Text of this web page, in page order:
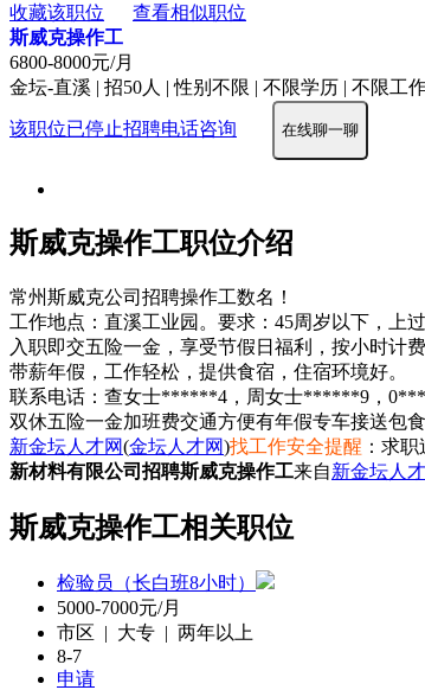
收藏该职位
查看相似职位
斯威克操作工
6800-8000元/月
金坛-直溪 | 招50人 | 性别不限 | 不限学历 | 不限工
该职位已停止招聘电话咨询 在线聊一聊
斯威克操作工职位介绍
常州斯威克公司招聘操作工数名！
工作地点：直溪工业园。要求：45周岁以下，上过
入职即交五险一金，享受节假日福利，按小时计费
带薪年假，工作轻松，提供食宿，住宿环境好。
联系电话：查女士******4，周女士******9，
双休五险一金加班费交通方便有年假专车接送包
新金坛人才网(金坛人才网)找工作安全提醒 ：求
新材料有限公司招聘斯威克操作工来自新金坛人
斯威克操作工相关职位
检验员（长白班8小时）
5000-7000元/月
市区 | 大专 | 两年以上
8-7
申请